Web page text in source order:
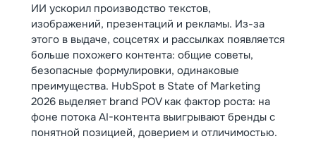
ИИ ускорил производство текстов,
изображений, презентаций и рекламы. Из-за
этого в выдаче, соцсетях и рассылках появляется
больше похожего контента: общие советы,
безопасные формулировки, одинаковые
преимущества. HubSpot в State of Marketing
2026 выделяет brand POV как фактор роста: на
фоне потока AI-контента выигрывают бренды с
понятной позицией, доверием и отличимостью.